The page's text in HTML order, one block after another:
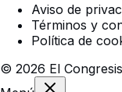
Aviso de
Términos y
Política de
© 2026 El